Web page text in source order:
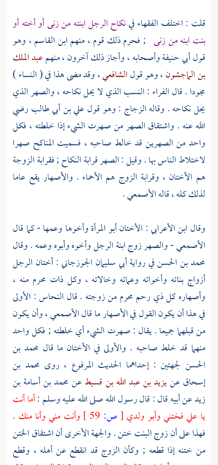
قلت : اختلف الفقهاء فينكاح الرجل ابنته من زنى أو أخته أو
بنت ابنه من زنى ; فحرم ذلك قوم ، منهمابن القاسم، وهو
قولأبي حنيفةوأصحابه ، وأجاز ذلك آخرون ، منهمعبد الملك
بن الماجشون، وهو قولالشافعي، وقد مضى هذا في ( النساء )
مجودا . قالالفراء : النسب الذي لا يحل نكاحه ، والصهر الذي
يحل نكاحه . وقالهالزجاج : وهو قولعلي بن أبي طالبرضي
الله عنه . واشتقاق الصهر من صهرت الشيء إذا خلطته ، فكل
واحد من الصهرين قد خالط صاحبه ، فسميت المناكح صهرا
لاختلاط الناس بها . وقيل : الصهر قرابة النكاح ; فقرابة الزوجة
هم الأختان ، وقرابة الزوج هم الأحماء . والأصهار يقع عاما
لذلك كله ، قالهالأصمعي.
وقال ابن الأعرابي: الأختان أبو المرأة وأخوها وعمها - كما قال
الأصمعي- والصهر زوج ابنة الرجل وأخوه وأبوه وعمه . وقال
محمد بن الحسنفي روايةأبي سليمان الجوزجاني: أختان الرجل
أزواج بناته وأخواته وعماته وخالاته ، وكل ذات محرم منه ،
وأصهاره كل ذي رحم محرم من زوجته . قال النحاس: الأولى
في هذا أن يكون القول في الأصهار ما قالالأصمعي، وأن يكون
من قبلهما جميعا . يقال : صهرت الشيء أي خلطته ; فكل واحد
منهما قد خلط صاحبه . والأولى في الأختان ما قال محمد بن
الحسن لجهتين : إحداهما الحديث المرفوع ، روى محمد بن
إسحاقعنيزيد بن عبد الله بن قسيطعنمحمد بن أسامة بن
زيدعن أبيه قال : قال رسول الله صلى الله عليه وسلم :أما أنت
يا عليفختني وأبو ولدي [ص: وأنت مني وأنا منك .
فهذا على أن زوج البنت ختن . والجهة الأخرى أن اشتقاق الختن
من ختنه إذا قطعه ; وكأن الزوج قد انقطع عن أهله ، وقطع